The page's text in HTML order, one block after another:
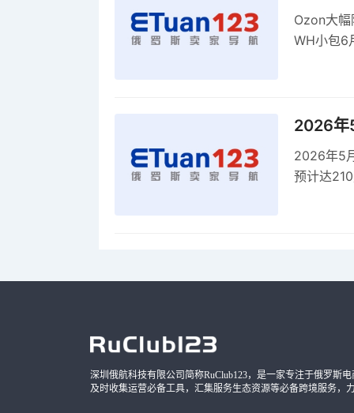
Ozon大
WH小包6
2026年
2026年5
预计达
深圳俄航科技有限公司简称RuClub123，是一家专注于俄罗斯
及时收集运营必备工具，汇集服务生态资源等必备跨境服务，